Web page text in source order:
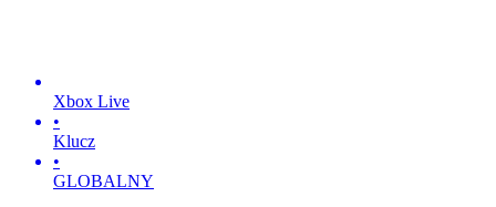
Xbox Live
•
Klucz
•
GLOBALNY